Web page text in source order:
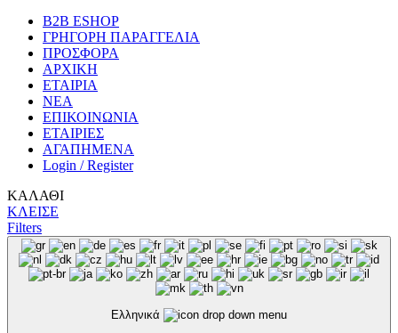
B2B ESHOP
ΓΡΗΓΟΡΗ ΠΑΡΑΓΓΕΛΙΑ
ΠΡΟΣΦΟΡΑ
ΑΡΧΙΚΗ
ΕΤΑΙΡΙΑ
ΝΕΑ
ΕΠΙΚΟΙΝΩΝΙΑ
ΕΤΑΙΡΙΕΣ
ΑΓΑΠΗΜΕΝΑ
Login / Register
ΚΑΛΑΘΙ
ΚΛΕΙΣΕ
Filters
Ελληνικά